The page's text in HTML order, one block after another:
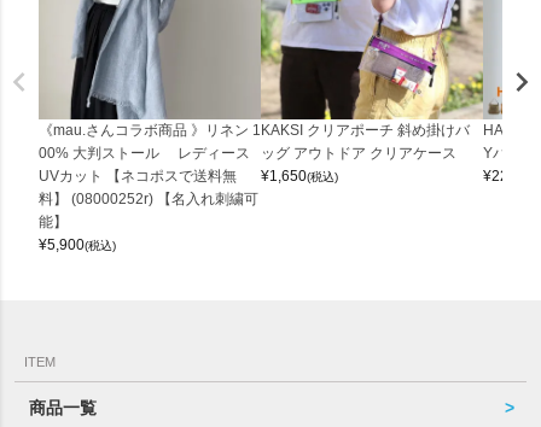
《mau.さんコラボ商品 》リネン 1
00% 大判ストール レディース
UVカット 【ネコポスで送料無
料】 (08000252r) 【名入れ刺繍可
能】
¥5,900(税込)
KAKSI クリアポーチ 斜め掛けバ
ッグ アウトドア クリアケース
¥1,650(税込)
Yバッグ
¥22,000
ITEM
商品一覧